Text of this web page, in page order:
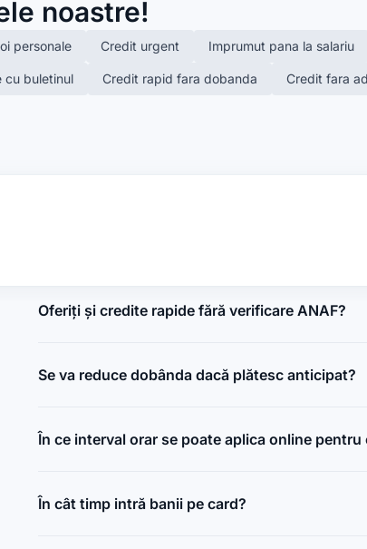
în diferite contexte, precum:
plată;
de Banca Națională a României și cu peste 10 ani de
pe card de care ai nevoie exact atunci când contează.
noastre!
personale Credit urgent Imprumut pana la salariu
cu buletinul Credit rapid fara dobanda Credit fara
Oferiți și credite rapide fără verificare ANAF?
Se va reduce dobânda dacă plătesc anticipat?
În ce interval orar se poate aplica online pentru
În cât timp intră banii pe card?